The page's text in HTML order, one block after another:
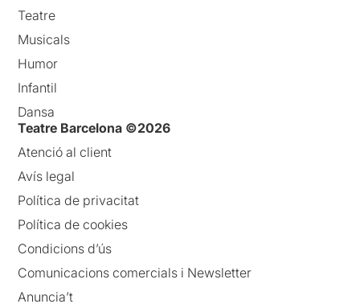
Teatre
Musicals
Humor
Infantil
Dansa
Teatre Barcelona ©2026
Atenció al client
Avís legal
Política de privacitat
Política de cookies
Condicions d’ús
Comunicacions comercials i Newsletter
Anuncia’t